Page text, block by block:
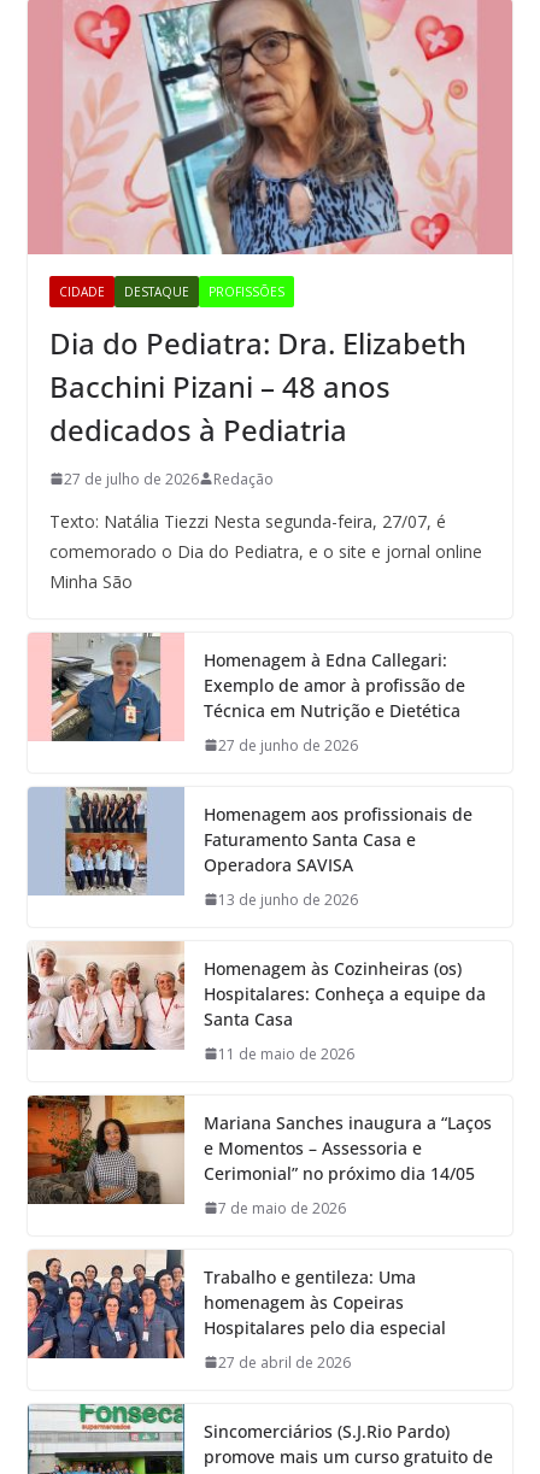
CIDADE DESTAQUE PROFISSÕES
Dia do Pediatra: Dra. Elizabeth
Bacchini Pizani – 48 anos
dedicados à Pediatria
27 de julho de 2026 Redação
Texto: Natália Tiezzi Nesta segunda-feira, 27/07, é
comemorado o Dia do Pediatra, e o site e jornal online
Minha São
Homenagem à Edna Callegari:
Exemplo de amor à profissão de
Técnica em Nutrição e Dietética
27 de junho de 2026
Homenagem aos profissionais de
Faturamento Santa Casa e
Operadora SAVISA
13 de junho de 2026
Homenagem às Cozinheiras (os)
Hospitalares: Conheça a equipe da
Santa Casa
11 de maio de 2026
Mariana Sanches inaugura a “Laços
e Momentos – Assessoria e
Cerimonial” no próximo dia 14/05
7 de maio de 2026
Trabalho e gentileza: Uma
homenagem às Copeiras
Hospitalares pelo dia especial
27 de abril de 2026
Sincomerciários (S.J.Rio Pardo)
promove mais um curso gratuito de